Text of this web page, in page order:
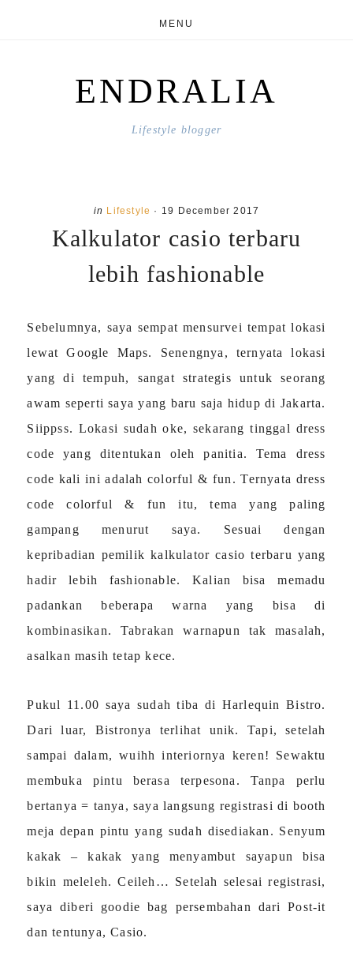
MENU
ENDRALIA
Lifestyle blogger
in Lifestyle · 19 December 2017
Kalkulator casio terbaru
lebih fashionable
Sebelumnya, saya sempat mensurvei tempat lokasi
lewat Google Maps. Senengnya, ternyata lokasi
yang di tempuh, sangat strategis untuk seorang
awam seperti saya yang baru saja hidup di Jakarta.
Siippss. Lokasi sudah oke, sekarang tinggal dress
code yang ditentukan oleh panitia. Tema dress
code kali ini adalah colorful & fun. Ternyata dress
code colorful & fun itu, tema yang paling
gampang menurut saya. Sesuai dengan
kepribadian pemilik kalkulator casio terbaru yang
hadir lebih fashionable. Kalian bisa memadu
padankan beberapa warna yang bisa di
kombinasikan. Tabrakan warnapun tak masalah,
asalkan masih tetap kece.
Pukul 11.00 saya sudah tiba di Harlequin Bistro.
Dari luar, Bistronya terlihat unik. Tapi, setelah
sampai dalam, wuihh interiornya keren! Sewaktu
membuka pintu berasa terpesona. Tanpa perlu
bertanya = tanya, saya langsung registrasi di booth
meja depan pintu yang sudah disediakan. Senyum
kakak – kakak yang menyambut sayapun bisa
bikin meleleh. Ceileh… Setelah selesai registrasi,
saya diberi goodie bag persembahan dari Post-it
dan tentunya, Casio.